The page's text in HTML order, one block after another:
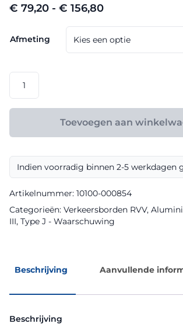
€ 79,20 - € 156,80Prijsklasse:
€ 79,20
tot
€ 156,80
Afmeting
model
J30
III
aantal
Toevoegen aan
Indien voorradig binnen 2-5 werkdagen
Artikelnummer: 10100-000854
Categorieën: Verkeersborden RVV,
III, Type J - Waarschuwing
Beschrijving Aanvullende
Beschrijving